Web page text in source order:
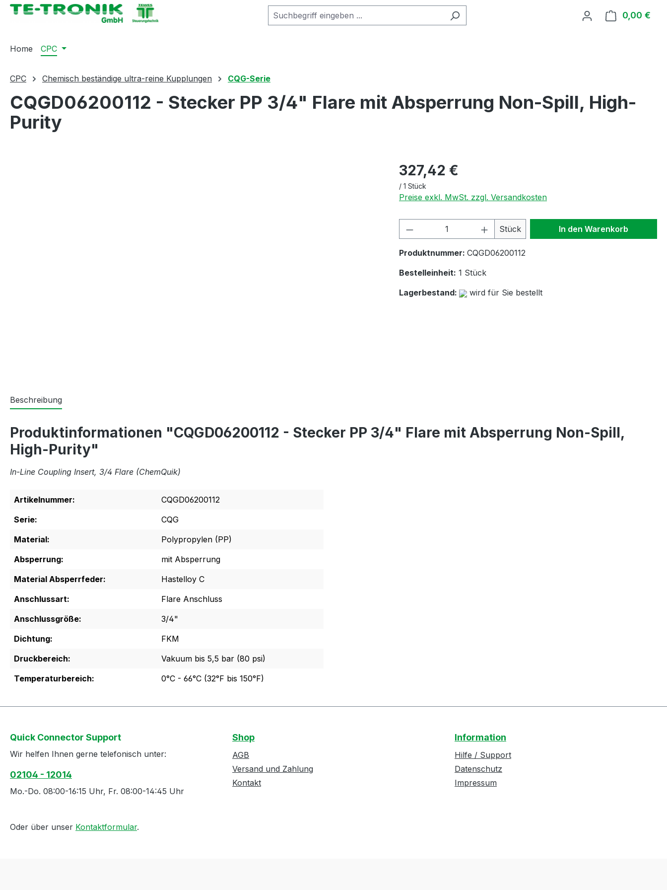
Zur Hauptnavigation springen 0,00 €
Home CPC
CPC Chemisch beständige ultra-reine Kupplungen CQG-Serie
CQGD06200112 - Stecker PP 3/4" Flare mit Absperrung Non-Spill, High-
Purity
327,42 €
/ 1 Stück
Preise exkl. MwSt. zzgl. Versandkosten
Produkt Anzahl: Gib den gewünschten Wert
Stück In den Warenkorb
Produktnummer: CQGD06200112
Bestelleinheit: 1 Stück
Lagerbestand:
wird für Sie bestellt
Beschreibung
Produktinformationen "CQGD06200112 - Stecker PP 3/4" Flare mit Absperrung Non-Spill,
High-Purity"
In-Line Coupling Insert, 3/4 Flare (ChemQuik)
Artikelnummer:
CQGD06200112
Serie:
CQG
Material:
Polypropylen (PP)
Absperrung:
mit Absperrung
Material Absperrfeder:
Hastelloy C
Anschlussart:
Flare Anschluss
Anschlussgröße:
3/4"
Dichtung:
FKM
Druckbereich:
Vakuum bis 5,5 bar (80 psi)
Temperaturbereich:
0°C - 66°C (32°F bis 150°F)
Quick Connector Support
Wir helfen Ihnen gerne telefonisch unter:
02104 - 12014
Mo.-Do. 08:00-16:15 Uhr, Fr. 08:00-14:45 Uhr
Oder über unser Kontaktformular.
Shop
AGB
Versand und Zahlung
Kontakt
Information
Hilfe / Support
Datenschutz
Impressum